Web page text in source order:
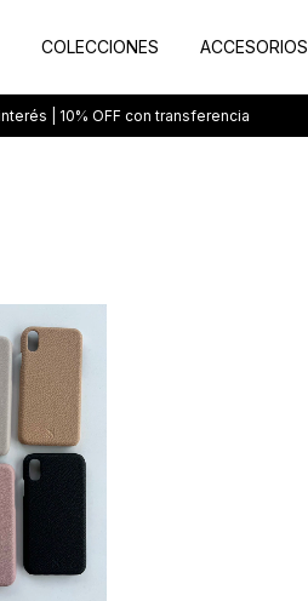
COLECCIONES ACCESORIOS
| 10% OFF con transferencia